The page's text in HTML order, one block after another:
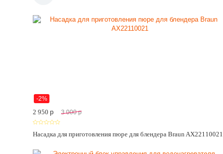
-2%
2 950 p 3 000 p
Насадка для приготовления пюре для блендера Braun AX22110021